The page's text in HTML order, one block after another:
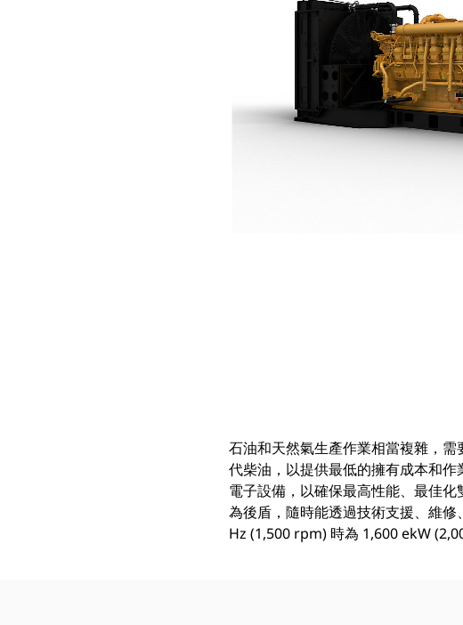
石油和天然氣生產作業相當複雜，
代柴油，以提供最低的擁有成本和
電子設備，以確保最高性能、最佳
為後盾，隨時能透過技術支援、維
Hz (1,500 rpm) 時為 1,600 ekW